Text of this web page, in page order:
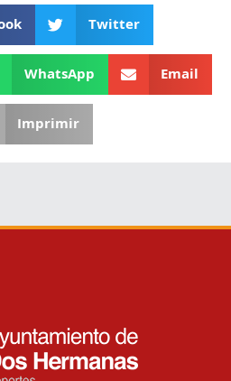
Twitter
WhatsApp Email
Imprimir